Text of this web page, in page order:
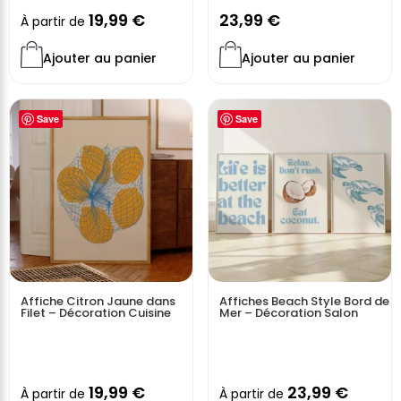
Affiche typographique moderneet expressive
Message positif, universel et inspirant
Style graphique tendance et intemporel
Parfaite comme
idée cadeau originale
Cette affiche est un choix évident pour créer une
ambiance chaleureuse, transmettre des valeurs positives
et donner du caractère à votre intérieur avec une œuvre
à la fois simple, forte et esthétique.
Vendue sans cadre
À partir de 19,99 €
Ajouter au panier
23,99 €
Ajouter au panier
Save
Affiche Citron Jaune dans
Filet – Décoration Cuisine
À partir de 19,99 €
Save
Affiches Beach Style Bord de
Mer – Décoration Salon
À partir de 23,99 €